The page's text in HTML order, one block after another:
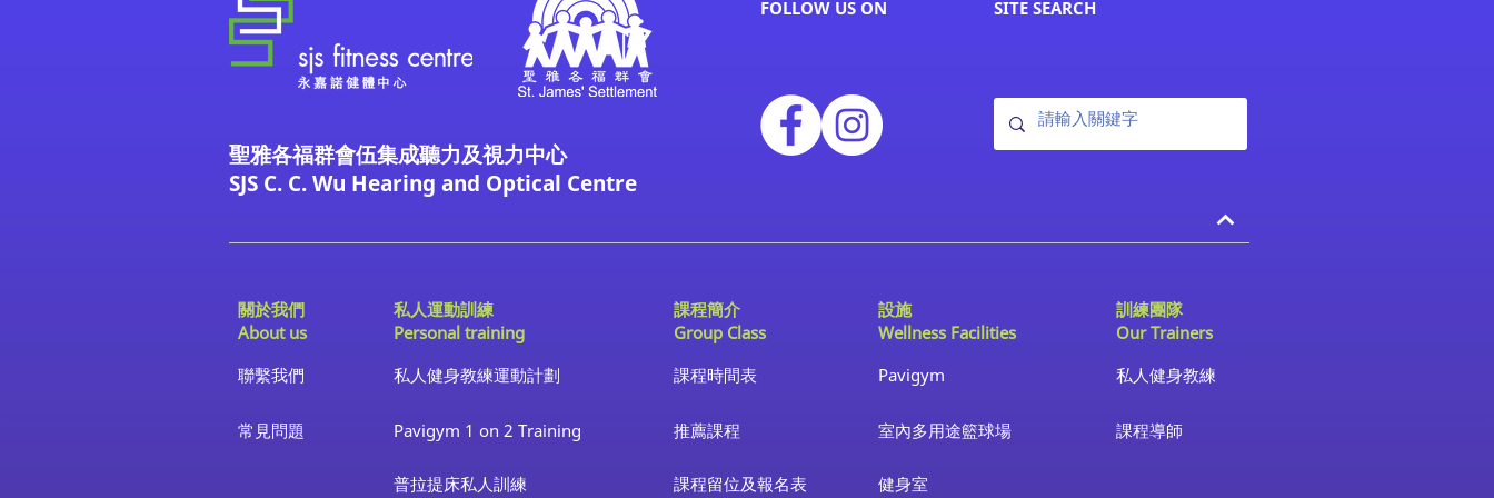
聖雅各福群會伍集成聽力及視力中心
SJS C. C. Wu Hearing and Optical Centre
FOLLOW US ON SITE SEARCH
關於我們
About us
聯繫我們
私人運動訓練
Personal training
私人健身教練運動計劃
​常見問題 Pavigym 1 on 2 Training
普拉提床私人訓練
課程簡介
Group Class
課程時間表
設施
Wellness Facilities
Pavigym
訓練團隊
Our Trainers
私人健身教練
推薦課程
課程留位及報名表
室內多用途籃球場
健身室
課程導師